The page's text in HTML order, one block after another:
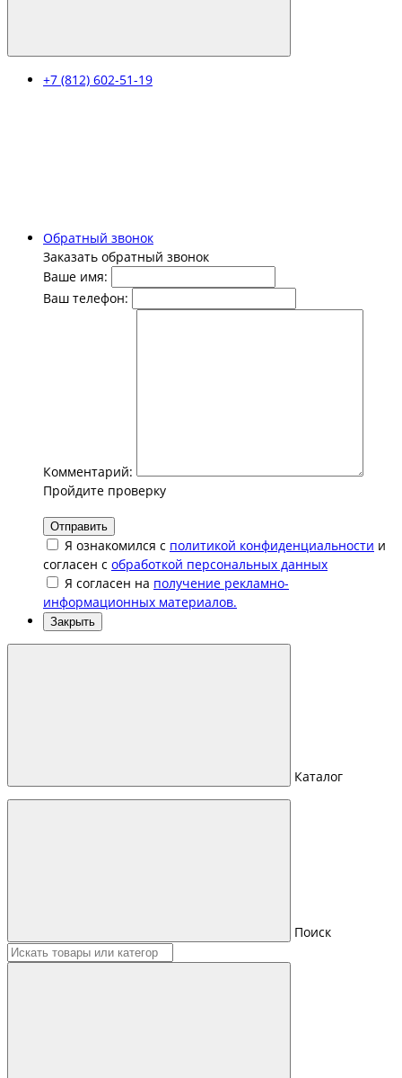
+7 (812) 602-51-19
Обратный звонок
Заказать обратный звонок
Ваше имя:
Ваш телефон:
Комментарий:
Пройдите проверку
Отправить
Я ознакомился с политикой конфиденциальности и
согласен с обработкой персональных данных
Я согласен на получение рекламно-
информационных материалов.
Закрыть
Каталог
Поиск